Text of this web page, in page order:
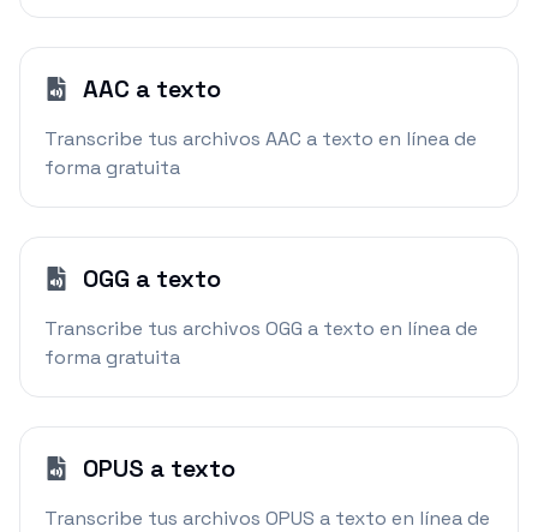
AAC a texto
Transcribe tus archivos AAC a texto en línea de
forma gratuita
OGG a texto
Transcribe tus archivos OGG a texto en línea de
forma gratuita
OPUS a texto
Transcribe tus archivos OPUS a texto en línea de